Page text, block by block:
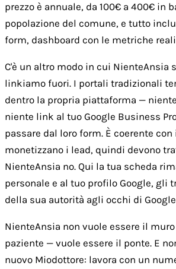
prezzo è annuale, da 100€ a 400€ in
popolazione del comune, e tutto
form, dashboard con le metriche
C'è un altro modo in cui NienteAnsia
linkiamo fuori. I portali tradizionali
dentro la propria piattaforma —
niente link al tuo Google Business
passare dal loro form. È coerente
monetizzano i lead, quindi devono
NienteAnsia no. Qui la tua scheda
personale e al tuo profilo Google, gli
della sua autorità agli occhi di
NienteAnsia non vuole essere il
paziente — vuole essere il ponte. E
nuovo Miodottore: lavora con un